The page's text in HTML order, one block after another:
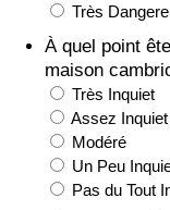
Très
À quel point
maison
Très Inquiet
Assez Inquiet
Modéré
Un Peu
Pas du Tout
Indice de
Trafic
Indice de Trafic
Indice de Trafic